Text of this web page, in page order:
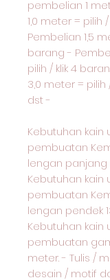
pembelian 1
1,0 meter = pilih
Pembelian 1,5
barang -
pilih / klik 4
3,0 meter = pilih
dst -
Kebutuhan kain
pembuatan
lengan panjang
Kebutuhan kain
pembuatan
lengan pendek
Kebutuhan kain
pembuatan
meter. - Tulis /
desain / motif